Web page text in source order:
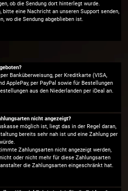
ob die Sendung dort hinterlegt wurde.
bitte eine Nachricht an unserenSupport senden,
wo die Sendung abgeblieben ist.
Banküberweisung, per Kreditkarte (VISA,
ApplePay, per PayPal sowie für Bestellungen
aus den Niederlanden per iDeal an.
nicht angezeigt?
möglich ist, liegt das in der Regel daran,
bereits sehr nah ist und eine Zahlung per
Zahlungsarten nicht angezeigt werden,
oder nicht mehr für diese Zahlungsarten
die Zahlungsarten eingeschränkt hat.